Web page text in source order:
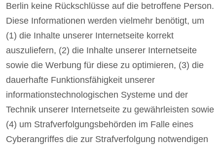
Berlin keine Rückschlüsse auf die betroffene Person.
Diese Informationen werden vielmehr benötigt, um
(1) die Inhalte unserer Internetseite korrekt
auszuliefern, (2) die Inhalte unserer Internetseite
sowie die Werbung für diese zu optimieren, (3) die
dauerhafte Funktionsfähigkeit unserer
informationstechnologischen Systeme und der
Technik unserer Internetseite zu gewährleisten sowie
(4) um Strafverfolgungsbehörden im Falle eines
Cyberangriffes die zur Strafverfolgung notwendigen